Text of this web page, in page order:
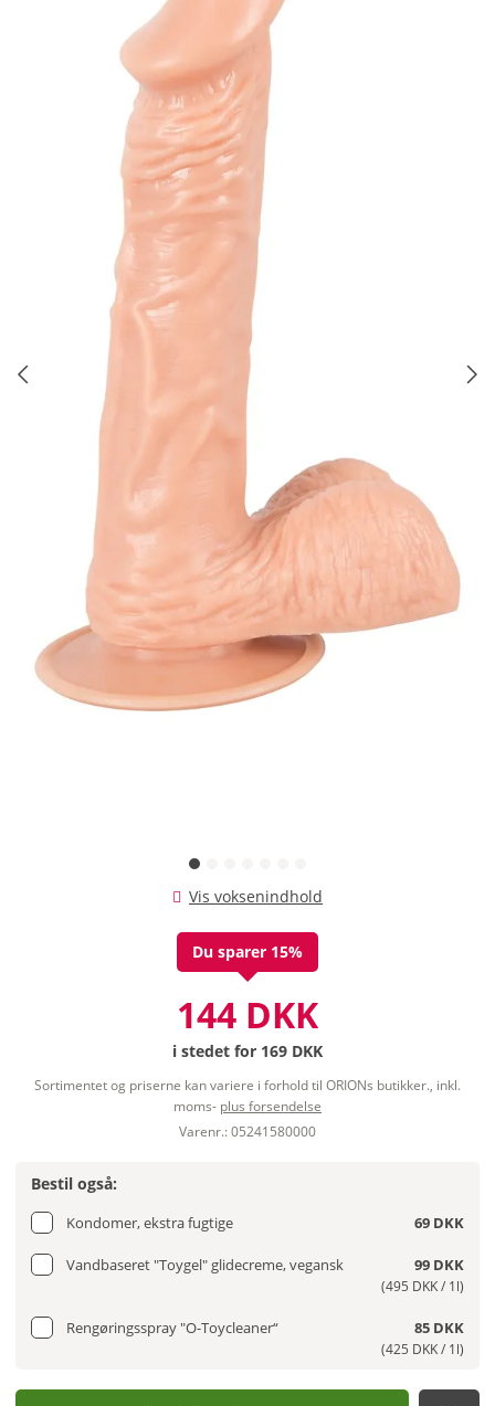
Vis voksenindhold
Du sparer 15%
144 DKK
i stedet for 169 DKK
Sortimentet og priserne kan variere i forhold til ORIONs butikker., inkl.
moms- plus forsendelse
Varenr.: 05241580000
Bestil også:
Kondomer, ekstra fugtige 69 DKK
Vandbaseret "Toygel" glidecreme, vegansk 99 DKK
(495 DKK / 1l)
Rengøringsspray "O-Toycleaner“ 85 DKK
(425 DKK / 1l)